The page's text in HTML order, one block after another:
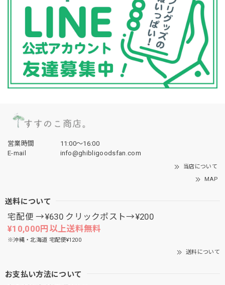
営業時間
11:00〜16:00
E-mail
info@ghibligoodsfan.com
当店について
MAP
送料について
宅配便 →¥630 クリックポスト→¥200
¥10,000円以上送料無料
※沖縄・北海道 宅配便¥1200
送料について
お支払い方法について